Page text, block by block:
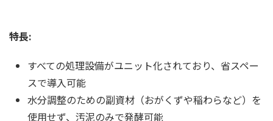
特長:
すべての処理設備がユニット化されており、省スペー
スで導入可能
水分調整のための副資材（おがくずや稲わらなど）を
使用せず、汚泥のみで発酵可能